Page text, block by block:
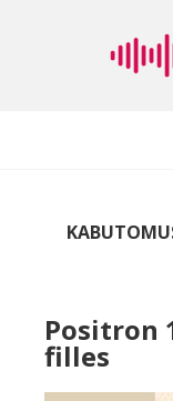
Positron
filles